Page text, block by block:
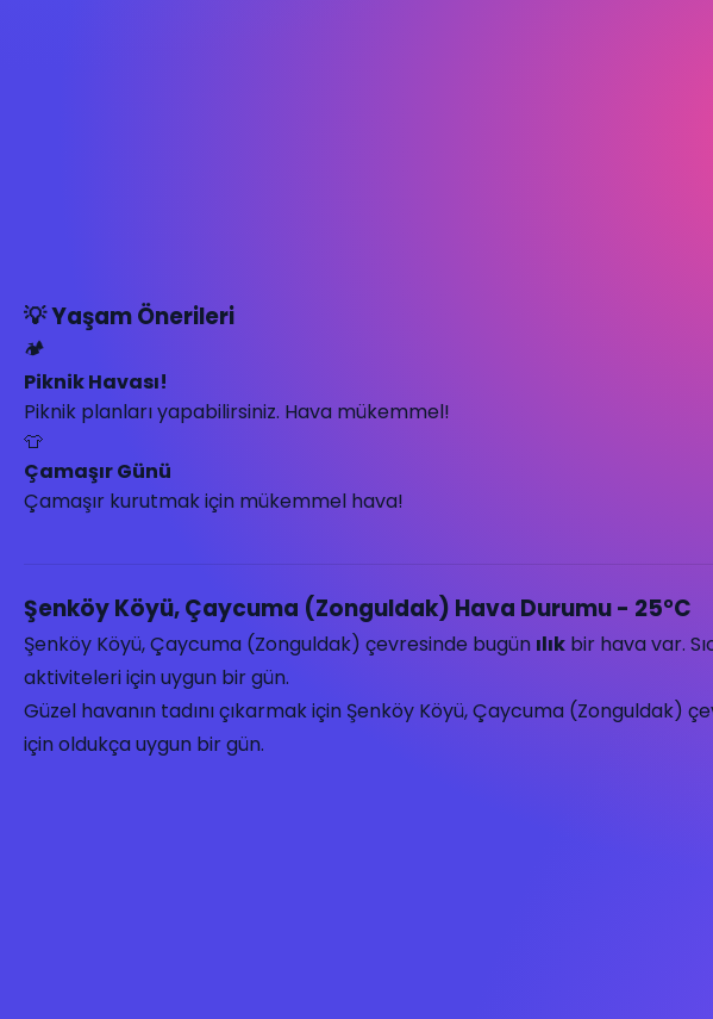
💡 Yaşam Önerileri
🏕️
Piknik Havası!
Piknik planları yapabilirsiniz. Hava mükemmel!
👕
Çamaşır Günü
Çamaşır kurutmak için mükemmel hava!
Şenköy Köyü, Çaycuma (Zonguldak) Hava Durumu - 25°C
Şenköy Köyü, Çaycuma (Zonguldak) çevresinde bugün ılık bir hava var.
aktiviteleri için uygun bir gün.
Güzel havanın tadını çıkarmak için Şenköy Köyü, Çaycuma (Zonguldak)
için oldukça uygun bir gün.